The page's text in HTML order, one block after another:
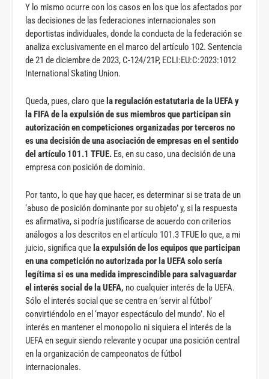
Y lo mismo ocurre con los casos en los que los afectados por
las decisiones de las federaciones internacionales son
deportistas individuales, donde la conducta de la federación se
analiza exclusivamente en el marco del artículo 102. Sentencia
de 21 de diciembre de 2023, C-124/21P, ECLI:EU:C:2023:1012
International Skating Union.
Queda, pues, claro que la regulación estatutaria de la UEFA y
la FIFA de la expulsión de sus miembros que participan sin
autorización en competiciones organizadas por terceros no
es unadecisión de una asociación de empresas en el sentido
del artículo 101.1 TFUE. Es, en su caso, una decisión de una
empresa con posición de dominio.
Por tanto, lo que hay que hacer, es determinar si se trata de un
‘abuso de posición dominante por su objeto’ y, si la respuesta
es afirmativa, si podría justificarse de acuerdo con criterios
análogos a los descritos en el artículo 101.3 TFUE lo que, a mi
juicio, significa que la expulsión de los equipos que participan
en una competición no autorizada por la UEFA solo sería
legítima si es una medida imprescindible para salvaguardar
el interés social de la UEFA, no cualquier interés de la UEFA.
Sólo el interés social que se centra en ‘servir al fútbol’
convirtiéndolo en el ‘mayor espectáculo del mundo’. No el
interés en mantener el monopolio ni siquiera el interés de la
UEFA en seguir siendo relevante y ocupar una posición central
en la organización de campeonatos de fútbol
internacionales.